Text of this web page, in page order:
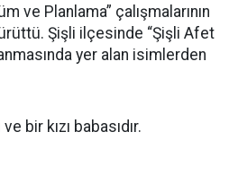
ve Planlama” çalışmalarının
Şişli ilçesinde “Şişli Afet
yer alan isimlerden
bir kızı babasıdır.